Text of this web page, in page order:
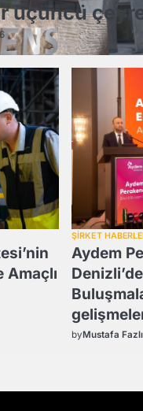
üçüncü
ŞİRKET
Aydem
byMustafa